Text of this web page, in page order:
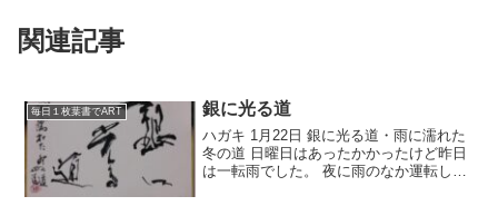
関連記事
毎日１枚葉書でART 銀に光る道
ハガキ 1月22日 銀に光る道・雨に濡れた
冬の道 日曜日はあったかかったけど昨日
は一転雨でした。 夜に雨のなか運転して